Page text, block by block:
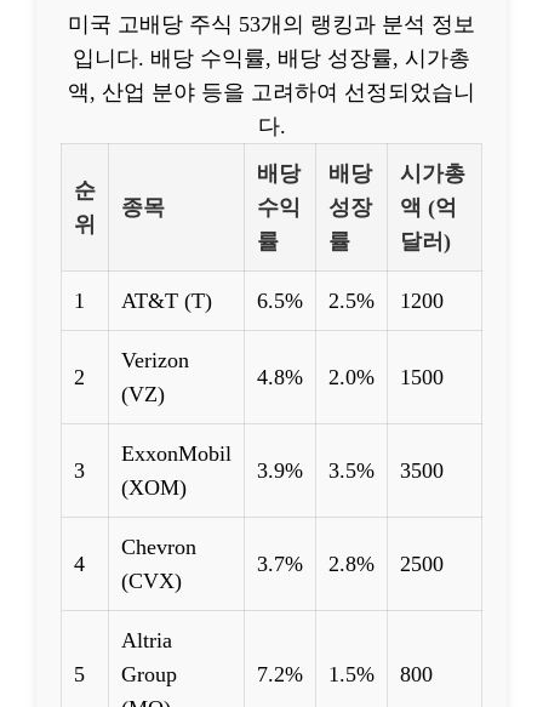
미국 고배당 주식 53개의 랭킹과 분석 정보
입니다. 배당 수익률, 배당 성장률, 시가총
액, 산업 분야 등을 고려하여 선정되었습니
다.
순
위
종목
배당
수익
률
배당
성장
률
시가총
액 (억
달러)
1 AT&T (T) 6.5% 2.5% 1200
2
Verizon
(VZ)
4.8% 2.0% 1500
3
ExxonMobil
(XOM)
3.9% 3.5% 3500
4
Chevron
(CVX)
3.7% 2.8% 2500
5
Altria
Group
7.2% 1.5% 800